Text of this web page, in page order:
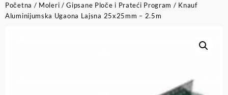
Početna / Moleri /Gipsane Ploče i Prateći Program / Knauf
Aluminijumska Ugaona Lajsna 25x25mm – 2.5m